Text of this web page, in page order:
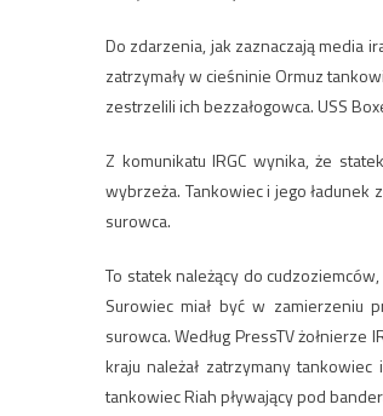
Do zdarzenia, jak zaznaczają media
zatrzymały w cieśninie Ormuz
zestrzelili ich bezzałogowca. USS
Z komunikatu IRGC wynika, że
wybrzeża. Tankowiec i jego ładunek
surowca.
To statek należący do
Surowiec miał być w zamierzeniu
surowca. Według PressTV
kraju należał zatrzymany
tankowiec Riah pływający pod